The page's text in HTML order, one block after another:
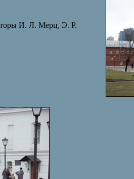
И. Л. Мерц, Э. Р.